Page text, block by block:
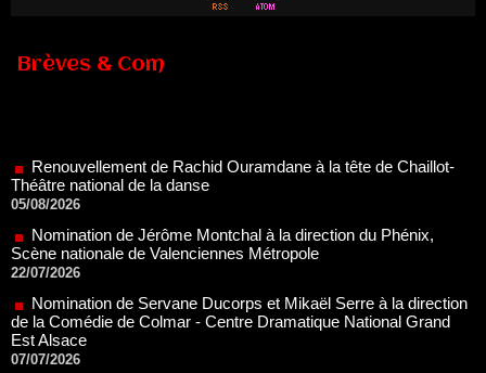
Brèves & Com
05/08/2026
Nomination de Jérôme Montchal à la direction du Phénix,
Scène nationale de Valenciennes Métropole
22/07/2026
Nomination de Servane Ducorps et Mikaël Serre à la direction
de la Comédie de Colmar - Centre Dramatique National Grand
Est Alsace
07/07/2026
Thomas Jolly et Laëtitia Guédon nommés à la direction du
TNP